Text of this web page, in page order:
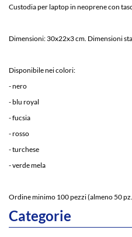
Custodia per laptop in neoprene con
Dimensioni: 30x22x3 cm. Dimensioni
Disponibile nei colori:
- nero
- blu royal
- fucsia
- rosso
- turchese
- verde mela
Ordine minimo 100 pezzi (almeno 50
Categorie